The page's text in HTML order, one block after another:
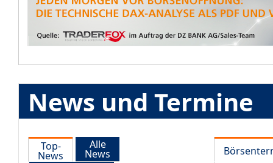
News und Termine
Top-
News
Alle
News